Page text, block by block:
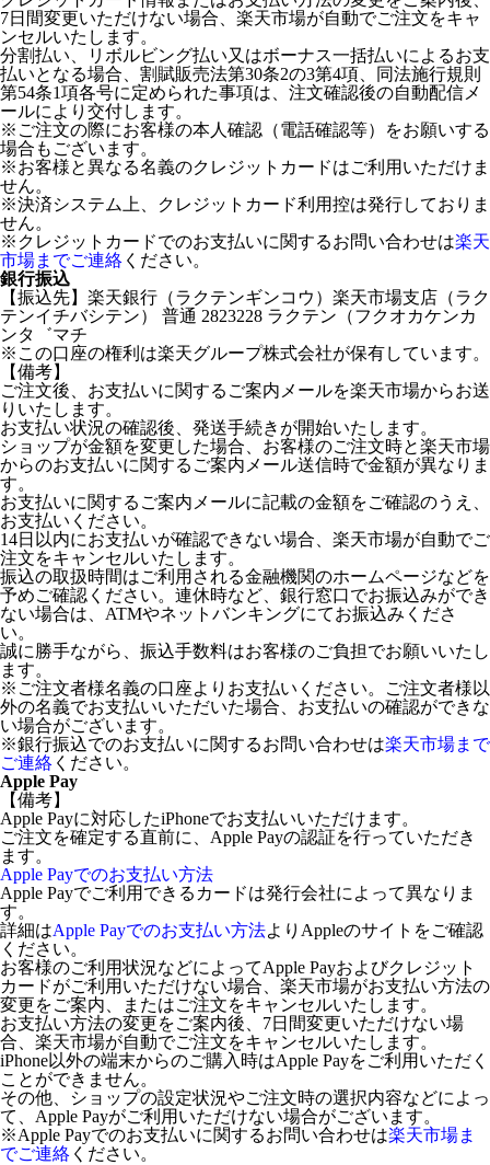
7日間変更いただけない場合、楽天市場が自動でご注文をキャ
ンセルいたします。
分割払い、リボルビング払い又はボーナス一括払いによるお支
払いとなる場合、割賦販売法第30条2の3第4項、同法施行規則
第54条1項各号に定められた事項は、注文確認後の自動配信メ
ールにより交付します。
※ご注文の際にお客様の本人確認（電話確認等）をお願いする
場合もございます。
※お客様と異なる名義のクレジットカードはご利用いただけま
せん。
※決済システム上、クレジットカード利用控は発行しておりま
せん。
※クレジットカードでのお支払いに関するお問い合わせは楽天
市場までご連絡 ください。
銀行振込
【振込先】楽天銀行（ラクテンギンコウ）楽天市場支店（ラク
テンイチバシテン） 普通 2823228 ラクテン（フクオカケンカ
ンタ゛マチ
※この口座の権利は楽天グループ株式会社が保有しています。
【備考】
ご注文後、お支払いに関するご案内メールを楽天市場からお送
りいたします。
お支払い状況の確認後、発送手続きが開始いたします。
ショップが金額を変更した場合、お客様のご注文時と楽天市場
からのお支払いに関するご案内メール送信時で金額が異なりま
す。
お支払いに関するご案内メールに記載の金額をご確認のうえ、
お支払いください。
14日以内にお支払いが確認できない場合、楽天市場が自動でご
注文をキャンセルいたします。
振込の取扱時間はご利用される金融機関のホームページなどを
予めご確認ください。連休時など、銀行窓口でお振込みができ
ない場合は、ATMやネットバンキングにてお振込みくださ
い。
誠に勝手ながら、振込手数料はお客様のご負担でお願いいたし
ます。
※ご注文者様名義の口座よりお支払いください。ご注文者様以
外の名義でお支払いいただいた場合、お支払いの確認ができな
い場合がございます。
※銀行振込でのお支払いに関するお問い合わせは楽天市場まで
ご連絡 ください。
Apple Pay
【備考】
Apple Payに対応したiPhoneでお支払いいただけます。
ご注文を確定する直前に、Apple Payの認証を行っていただき
ます。
Apple Payでのお支払い方法
Apple Payでご利用できるカードは発行会社によって異なりま
す。
詳細はApple Payでのお支払い方法よりAppleのサイトをご確認
ください。
お客様のご利用状況などによってApple Payおよびクレジット
カードがご利用いただけない場合、楽天市場がお支払い方法の
変更をご案内、またはご注文をキャンセルいたします。
お支払い方法の変更をご案内後、7日間変更いただけない場
合、楽天市場が自動でご注文をキャンセルいたします。
iPhone以外の端末からのご購入時はApple Payをご利用いただく
ことができません。
その他、ショップの設定状況やご注文時の選択内容などによっ
て、Apple Payがご利用いただけない場合がございます。
※Apple Payでのお支払いに関するお問い合わせは楽天市場ま
でご連絡 ください。